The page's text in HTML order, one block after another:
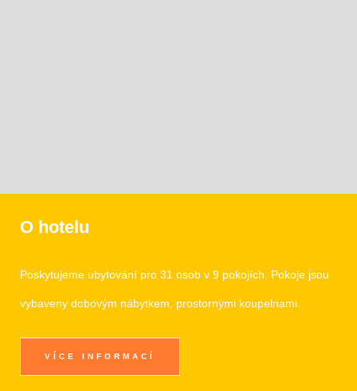
O hotelu
Poskytujeme ubytování pro 31 osob v 9 pokojích. Pokoje jsou
vybaveny dobovým nábytkem, prostornými koupelnami.
VÍCE INFORMACÍ